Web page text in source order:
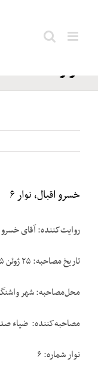
اقبال،
نوار ۶
خسرو اقبال، نوار ۶
روایت‌کننده: آقای خسرو
تاریخ مصاحبه: ۲۵ ژوئن ۱۹۸۵
محل‌مصاحبه: شهر
مصاحبه‌کننده: ضیاء
نوار شماره: ۶